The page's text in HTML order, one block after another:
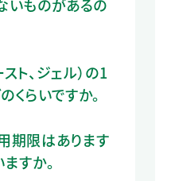
いものがあるの
ト、ジェル）の1
らいですか。
期限はあります
すか。